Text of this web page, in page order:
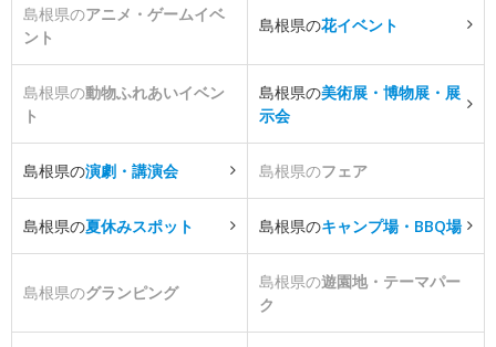
島根県のアニメ・ゲームイベ
ント
島根県の花イベント
島根県の動物ふれあいイベン
ト
島根県の美術展・博物展・展
示会
島根県の演劇・講演会 島根県のフェア
島根県の夏休みスポット 島根県のキャンプ場・BBQ場
島根県のグランピング
島根県の遊園地・テーマパー
ク